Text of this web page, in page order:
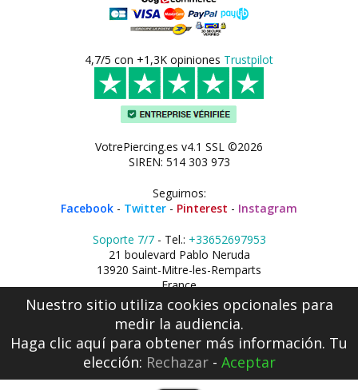
4,7/5 con +1,3K opiniones Trustpilot
VotrePiercing.es v4.1 SSL ©2026
SIREN: 514 303 973
Seguirnos:
Facebook - Twitter - Pinterest - Instagram
Soporte 7/7- Tel.: +33652697953
21 boulevard Pablo Neruda
13920 Saint-Mitre-les-Remparts
France
Nuestro sitio utiliza cookies opcionales para
medir la audiencia.
Haga clic aquípara obtener más información. Tu
elección: Rechazar- Aceptar